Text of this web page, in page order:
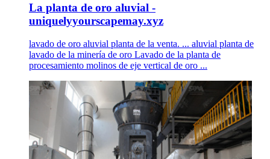
La planta de oro aluvial -
uniquelyyourscapemay.xyz
lavado de oro aluvial planta de la venta. ... aluvial planta de
lavado de la minería de oro Lavado de la planta de
procesamiento molinos de eje vertical de oro ...